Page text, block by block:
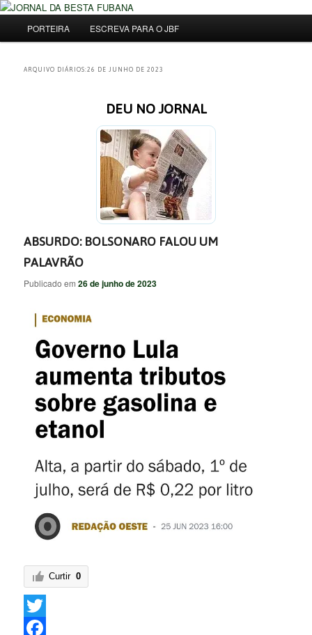
Pular
principal
Pular
secundárioJORNAL DA BESTA FUBANA
Uma Gazeta Escrota
principal
PORTEIRA ESCREVA PARA O JBF
ARQUIVO DIÁRIOS:26 DE JUNHO DE 2023
DEU NO JORNAL
ABSURDO: BOLSONARO FALOU UM
PALAVRÃO
Publicado em26 de junho de 2023
Curtir 0
Twitter